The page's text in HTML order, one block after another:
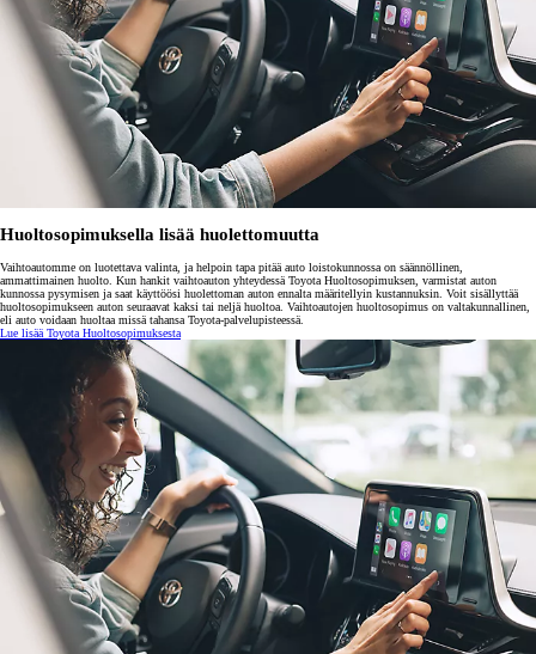
Huoltosopimuksella lisää huolettomuutta
Vaihtoautomme on luotettava valinta, ja helpoin tapa pitää auto loistokunnossa on säännöllinen,
ammattimainen huolto. Kun hankit vaihtoauton yhteydessä Toyota Huoltosopimuksen, varmistat auton
kunnossa pysymisen ja saat käyttöösi huolettoman auton ennalta määritellyin kustannuksin. Voit sisällyttää
huoltosopimukseen auton seuraavat kaksi tai neljä huoltoa. Vaihtoautojen huoltosopimus on valtakunnallinen,
eli auto voidaan huoltaa missä tahansa Toyota-palvelupisteessä.
Lue lisää Toyota Huoltosopimuksesta